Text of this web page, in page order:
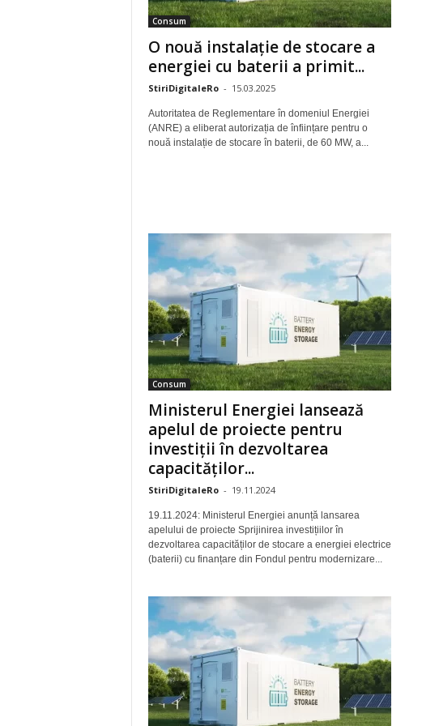
Consum
O nouă instalație de stocare a
energiei cu baterii a primit...
StiriDigitaleRo - 15.03.2025
Autoritatea de Reglementare în domeniul Energiei
(ANRE) a eliberat autorizația de înființare pentru o
nouă instalație de stocare în baterii, de 60 MW, a...
Consum
Ministerul Energiei lansează
apelul de proiecte pentru
investiții în dezvoltarea
capacităților...
StiriDigitaleRo - 19.11.2024
19.11.2024: Ministerul Energiei anunță lansarea
apelului de proiecte Sprijinirea investițiilor în
dezvoltarea capacităților de stocare a energiei electrice
(baterii) cu finanțare din Fondul pentru modernizare...